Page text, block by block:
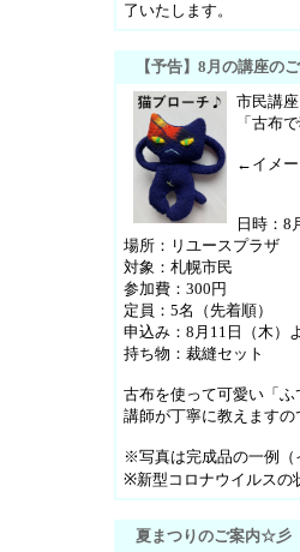
了いたします。
【予告】8月の講座の
市民講
「古布
←イメー
日時：8
場所：リユースプラザ
対象：札幌市民
参加費：300円
定員：5名（先着順）
申込み：8月11日（木
持ち物：裁縫セット
古布を使って可愛い「
講師が丁寧に教えます
※写真は完成品の一例（
※新型コロナウイルスの
夏まつりのご案内☆彡